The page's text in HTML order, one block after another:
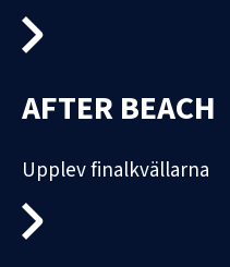
AFTER BEACH
Upplev finalkvällarna